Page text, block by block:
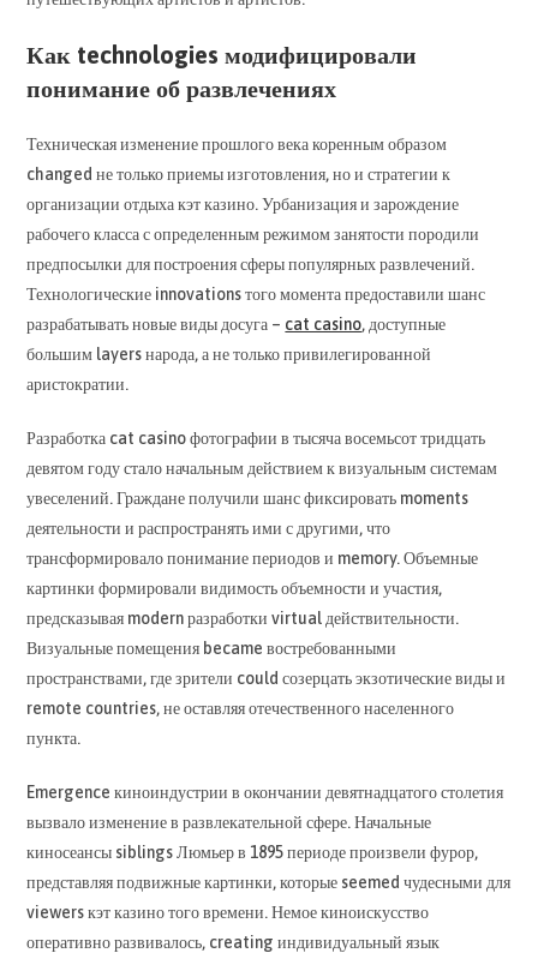
Как technologies модифицировали
понимание об развлечениях
Техническая изменение прошлого века коренным образом
changed не только приемы изготовления, но и стратегии к
организации отдыха кэт казино. Урбанизация и зарождение
рабочего класса с определенным режимом занятости породили
предпосылки для построения сферы популярных развлечений.
Технологические innovations того момента предоставили шанс
разрабатывать новые виды досуга – cat casino, доступные
большим layers народа, а не только привилегированной
аристократии.
Разработка cat casino фотографии в тысяча восемьсот тридцать
девятом году стало начальным действием к визуальным системам
увеселений. Граждане получили шанс фиксировать moments
деятельности и распространять ими с другими, что
трансформировало понимание периодов и memory. Объемные
картинки формировали видимость объемности и участия,
предсказывая modern разработки virtual действительности.
Визуальные помещения became востребованными
пространствами, где зрители could созерцать экзотические виды и
remote countries, не оставляя отечественного населенного
пункта.
Emergence киноиндустрии в окончании девятнадцатого столетия
вызвало изменение в развлекательной сфере. Начальные
киносеансы siblings Люмьер в 1895 периоде произвели фурор,
представляя подвижные картинки, которые seemed чудесными для
viewers кэт казино того времени. Немое киноискусство
оперативно развивалось, creating индивидуальный язык